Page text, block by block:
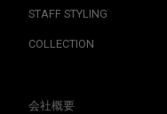
STAFF STYLING
COLLECTION
会社概要